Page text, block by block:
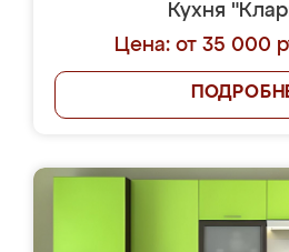
Кухня
Цена: от 35 000